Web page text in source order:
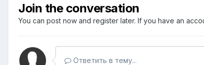
Join the conversation
You can post now and register later. If you have an
Ответить в тему...